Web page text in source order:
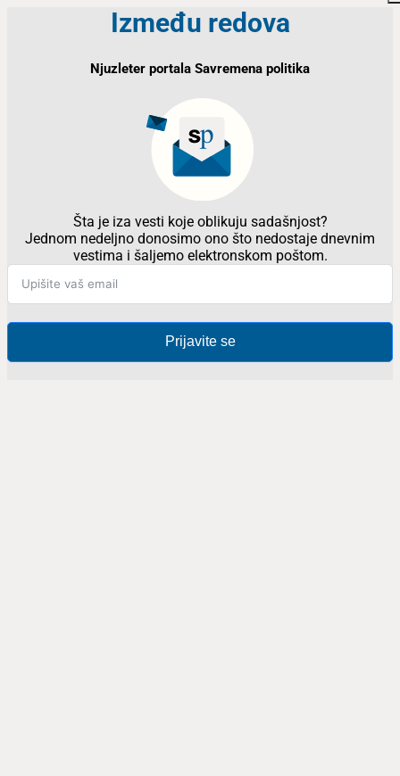
Između redova
Njuzleter portala Savremena politika
Šta je iza vesti koje oblikuju sadašnjost?
Jednom nedeljno donosimo ono što nedostaje dnevnim
vestima i šaljemo elektronskom poštom.
Prijavite se